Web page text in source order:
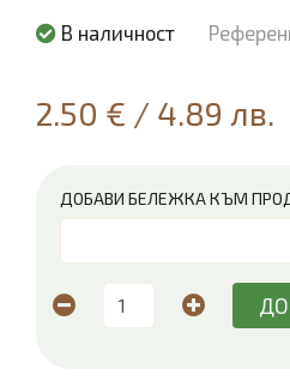
В наличност
2.50 € / 4.89 лв.
ДОБАВИ БЕЛЕЖКА КЪМ